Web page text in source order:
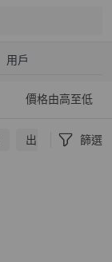
用戶
價格由高至低
出貨地點 篩選